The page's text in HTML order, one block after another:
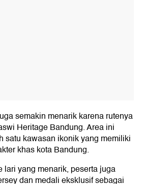
semakin menarik karena rutenya
Heritage Bandung. Area ini
satu kawasan ikonik yang memiliki
khas kota Bandung.
lari yang menarik, peserta juga
dan medali eksklusif sebagai